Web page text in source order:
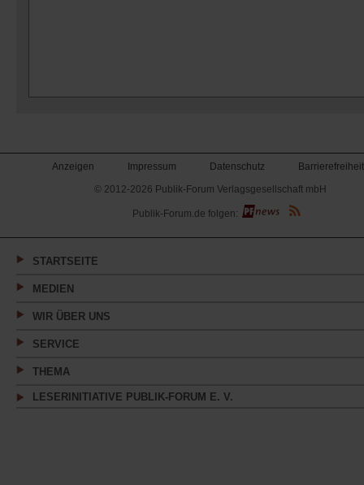
Anzeigen Impressum Datenschutz
Barrierefreiheit
© 2012-2026 Publik-Forum Verlagsgesellschaft mbH
(Öffnet
in
neuen
Publik-Forum.de folgen:
STARTSEITE
MEDIEN
WIR ÜBER UNS
SERVICE
THEMA
LESERINITIATIVE PUBLIK-FORUM E. V.